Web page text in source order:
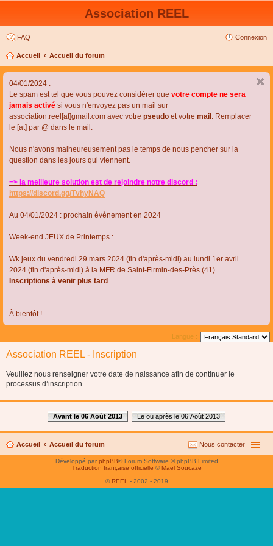
Association REEL
FAQ Connexion
Accueil Accueil du forum
04/01/2024 :
Le spam est tel que vous pouvez considérer que votre compte ne sera
jamais activé si vous n'envoyez pas un mail sur
association.reel[at]gmail.com avec votre pseudo et votre mail . Remplacer
le [at] par @ dans le mail.
Nous n'avons malheureusement pas le temps de nous pencher sur la
question dans les jours qui viennent.
=> la meilleure solution est de rejoindre notre discord :
https://discord.gg/TvhyNAQ
Au 04/01/2024 : prochain évènement en 2024
Week-end JEUX de Printemps :
Wk jeux du vendredi 29 mars 2024 (fin d'après-midi) au lundi 1er avril
2024 (fin d'après-midi) à la MFR de Saint-Firmin-des-Près (41)
Inscriptions à venir plus tard
À bientôt !
Langue :
Association REEL - Inscription
Veuillez nous renseigner votre date de naissance afin de continuer le
processus d’inscription.
Avant le 06 Août 2013 Le ou après le 06 Août 2013
Accueil Accueil du forum Nous contacter
Développé parphpBB® Forum Software © phpBB Limited
Traduction française officielle © Maël Soucaze
© REEL - 2002 - 2019